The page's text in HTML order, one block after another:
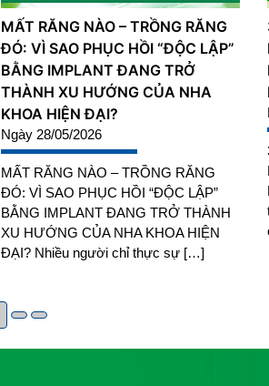
MẤT RĂNG NÀO – TRỒNG RĂNG
ĐÓ: VÌ SAO PHỤC HỒI “ĐỘC LẬP”
BẰNG IMPLANT ĐANG TRỞ
THÀNH XU HƯỚNG CỦA NHA
KHOA HIỆN ĐẠI?
Ngày 28/05/2026
MẤT RĂNG NÀO – TRỒNG RĂNG
ĐÓ: VÌ SAO PHỤC HỒI “ĐỘC LẬP”
BẰNG IMPLANT ĐANG TRỞ THÀNH
XU HƯỚNG CỦA NHA KHOA HIỆN
ĐẠI? Nhiều người chỉ thực sự […]